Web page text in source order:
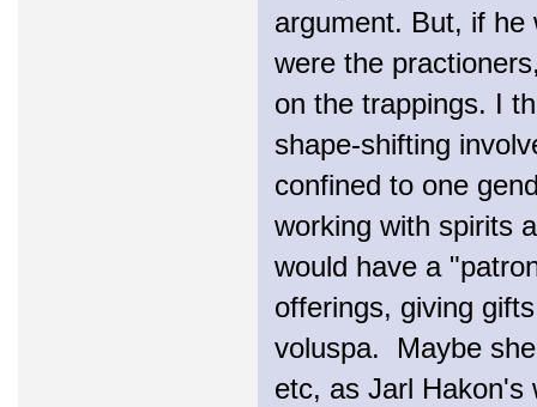
argument. But, if he
were the
on the trappings. I
shape-shifting
confined to one
working with spirits
would have a
offerings, giving
voluspa. Maybe
etc, as Jarl Hakon's